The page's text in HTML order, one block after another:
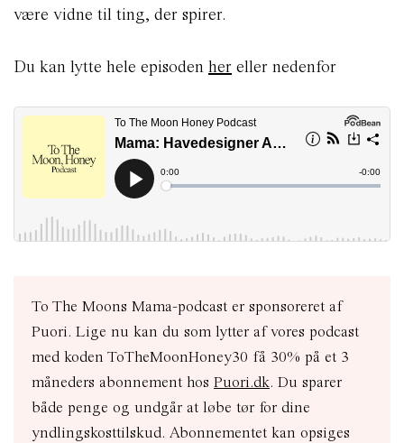
være vidne til ting, der spirer.
Du kan lytte hele episoden her eller nedenfor
To The Moons Mama-podcast er sponsoreret af
Puori. Lige nu kan du som lytter af vores podcast
med koden ToTheMoonHoney30 få 30% på et 3
måneders abonnement hos Puori.dk. Du sparer
både penge og undgår at løbe tør for dine
yndlingskosttilskud. Abonnementet kan opsiges